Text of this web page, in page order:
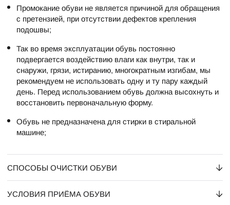
Промокание обуви не является причиной для обращения
с претензией, при отсутствии дефектов крепления
подошвы;
Так во время эксплуатации обувь постоянно
подвергается воздействию влаги как внутри, так и
снаружи, грязи, истиранию, многократным изгибам, мы
рекомендуем не использовать одну и ту пару каждый
день. Перед использованием обувь должна высохнуть и
восстановить первоначальную форму.
Обувь не предназначена для стирки в стиральной
машине;
СПОСОБЫ ОЧИСТКИ ОБУВИ
УСЛОВИЯ ПРИЁМА ОБУВИ